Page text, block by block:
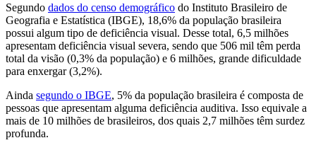
Segundo dados do censo demográfico do Instituto Brasileiro de
Geografia e Estatística (IBGE), 18,6% da população brasileira
possui algum tipo de deficiência visual. Desse total, 6,5 milhões
apresentam deficiência visual severa, sendo que 506 mil têm perda
total da visão (0,3% da população) e 6 milhões, grande dificuldade
para enxergar (3,2%).
Ainda segundo o IBGE, 5% da população brasileira é composta de
pessoas que apresentam alguma deficiência auditiva. Isso equivale a
mais de 10 milhões de brasileiros, dos quais 2,7 milhões têm surdez
profunda.